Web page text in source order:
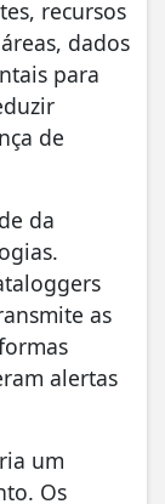
recursos
dados
para
de
da
as
alertas
um
Os